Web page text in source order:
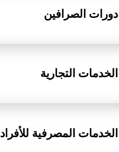
دورات الصرافين
الخدمات التجارية
الخدمات المصرفية للأفراد